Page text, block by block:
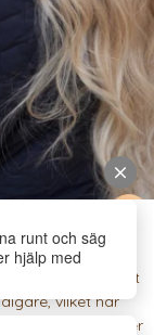
magiskt! Det
har jobbat med
hennes utväxt
vilket har
när hon kommer